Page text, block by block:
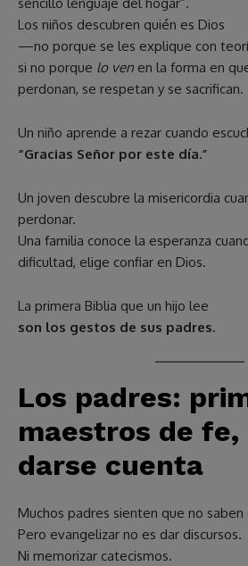
Los niños descubren quién es Dios
—no porque se les explique con
si no porque lo ven en la forma en
perdonan, se respetan y se sacrifican.
Un niño aprende a rezar cuando
“Gracias Señor por este día.”
Un joven descubre la misericordia
perdonar.
Una familia conoce la esperanza
dificultad, elige confiar en Dios.
La primera Biblia que un hijo lee
son los gestos de sus padres.
Los padres:
maestros de fe,
darse cuenta
Muchos padres sienten que no saben
Pero evangelizar no es dar discursos.
Ni memorizar catecismos.